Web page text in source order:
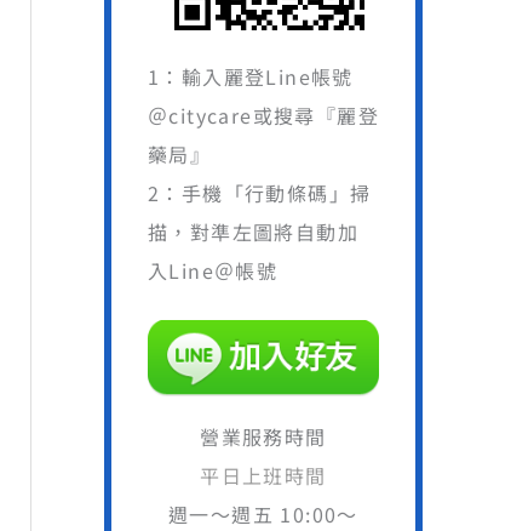
1：輸入麗登Line帳號
＠citycare或搜尋『麗登
藥局』
2：手機「行動條碼」掃
描，對準左圖將自動加
入Line＠帳號
營業服務時間
平日上班時間
週一～週五 10:00～